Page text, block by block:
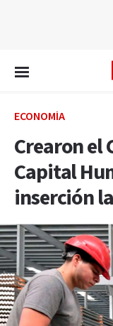
ECONOMÍA
Crearon el
Capital
inserción